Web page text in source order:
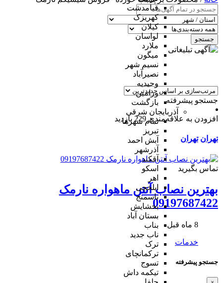
قیامدشت
کهریزک
کیلان
لواسان
ملارد
میگون
نسیم شهر
نصیرآباد
وحیدیه
ورامین
بازگشت
آذربایجان شرقی
تمام شهر‌ها
تبریز
آبش احمد
آذرشهر
آقکند
اسکو
اهر
ایلخچی
باسمنج
بخشایش
بستان آباد
بناب
ناب جدید
ترک
ترکمانچای
تسوج
تیکمه داش
جستجو
جستجو پیشرفته
افزودن به علاقه‌مندی 229 بازدید
تهران تهران
تماس بگیرید
بهترین نصاب آنتن ماهواره نارمک
09197687422
8 ماه قبل
خدمات
جستجو پیشرفته